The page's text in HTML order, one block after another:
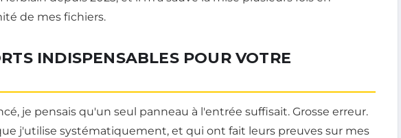
de mes fichiers.
INDISPENSABLES POUR VOTRE
je pensais qu'un seul panneau à l'entrée suffisait. Grosse erreur.
j'utilise systématiquement, et qui ont fait leurs preuves sur mes